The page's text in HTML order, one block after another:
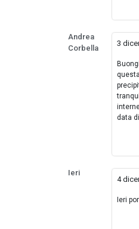
Andrea
Corbella
3
data
Ieri
4
Ieri